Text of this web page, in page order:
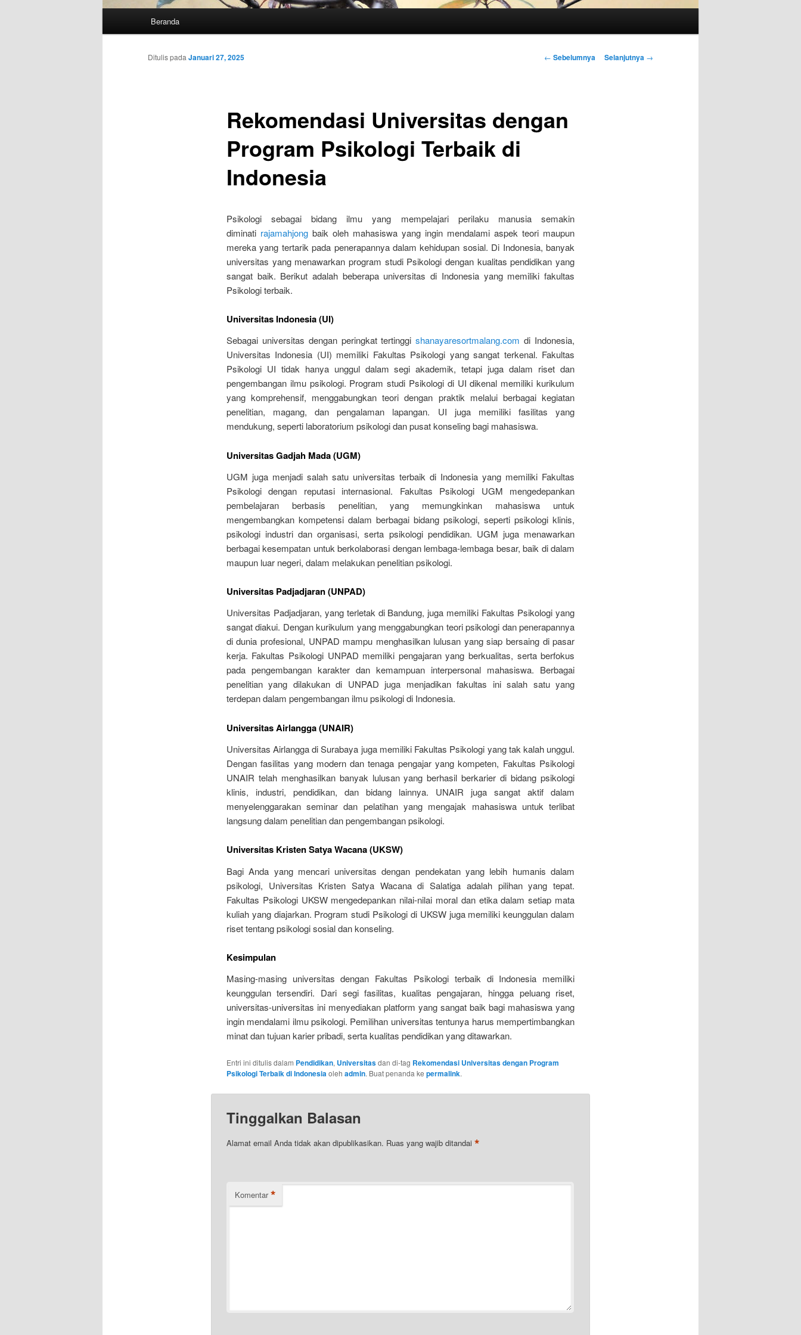
Beranda
Navigasi
← Sebelumnya Selanjutnya →
Rekomendasi Universitas dengan
Program Psikologi Terbaik di
Indonesia
Ditulis padaJanuari 27, 2025
Psikologi sebagai bidang ilmu yang mempelajari perilaku manusia semakin
diminati rajamahjongbaik oleh mahasiswa yang ingin mendalami aspek teori maupun
mereka yang tertarik pada penerapannya dalam kehidupan sosial. Di Indonesia, banyak
universitas yang menawarkan program studi Psikologi dengan kualitas pendidikan yang
sangat baik. Berikut adalah beberapa universitas di Indonesia yang memiliki fakultas
Psikologi terbaik.
Universitas Indonesia (UI)
Sebagai universitas dengan peringkat tertinggishanayaresortmalang.com di Indonesia,
Universitas Indonesia (UI) memiliki Fakultas Psikologi yang sangat terkenal. Fakultas
Psikologi UI tidak hanya unggul dalam segi akademik, tetapi juga dalam riset dan
pengembangan ilmu psikologi. Program studi Psikologi di UI dikenal memiliki kurikulum
yang komprehensif, menggabungkan teori dengan praktik melalui berbagai kegiatan
penelitian, magang, dan pengalaman lapangan. UI juga memiliki fasilitas yang
mendukung, seperti laboratorium psikologi dan pusat konseling bagi mahasiswa.
Universitas Gadjah Mada (UGM)
UGM juga menjadi salah satu universitas terbaik di Indonesia yang memiliki Fakultas
Psikologi dengan reputasi internasional. Fakultas Psikologi UGM mengedepankan
pembelajaran berbasis penelitian, yang memungkinkan mahasiswa untuk
mengembangkan kompetensi dalam berbagai bidang psikologi, seperti psikologi klinis,
psikologi industri dan organisasi, serta psikologi pendidikan. UGM juga menawarkan
berbagai kesempatan untuk berkolaborasi dengan lembaga-lembaga besar, baik di dalam
maupun luar negeri, dalam melakukan penelitian psikologi.
Universitas Padjadjaran (UNPAD)
Universitas Padjadjaran, yang terletak di Bandung, juga memiliki Fakultas Psikologi yang
sangat diakui. Dengan kurikulum yang menggabungkan teori psikologi dan penerapannya
di dunia profesional, UNPAD mampu menghasilkan lulusan yang siap bersaing di pasar
kerja. Fakultas Psikologi UNPAD memiliki pengajaran yang berkualitas, serta berfokus
pada pengembangan karakter dan kemampuan interpersonal mahasiswa. Berbagai
penelitian yang dilakukan di UNPAD juga menjadikan fakultas ini salah satu yang
terdepan dalam pengembangan ilmu psikologi di Indonesia.
Universitas Airlangga (UNAIR)
Universitas Airlangga di Surabaya juga memiliki Fakultas Psikologi yang tak kalah unggul.
Dengan fasilitas yang modern dan tenaga pengajar yang kompeten, Fakultas Psikologi
UNAIR telah menghasilkan banyak lulusan yang berhasil berkarier di bidang psikologi
klinis, industri, pendidikan, dan bidang lainnya. UNAIR juga sangat aktif dalam
menyelenggarakan seminar dan pelatihan yang mengajak mahasiswa untuk terlibat
langsung dalam penelitian dan pengembangan psikologi.
Universitas Kristen Satya Wacana (UKSW)
Bagi Anda yang mencari universitas dengan pendekatan yang lebih humanis dalam
psikologi, Universitas Kristen Satya Wacana di Salatiga adalah pilihan yang tepat.
Fakultas Psikologi UKSW mengedepankan nilai-nilai moral dan etika dalam setiap mata
kuliah yang diajarkan. Program studi Psikologi di UKSW juga memiliki keunggulan dalam
riset tentang psikologi sosial dan konseling.
Kesimpulan
Masing-masing universitas dengan Fakultas Psikologi terbaik di Indonesia memiliki
keunggulan tersendiri. Dari segi fasilitas, kualitas pengajaran, hingga peluang riset,
universitas-universitas ini menyediakan platform yang sangat baik bagi mahasiswa yang
ingin mendalami ilmu psikologi. Pemilihan universitas tentunya harus mempertimbangkan
minat dan tujuan karier pribadi, serta kualitas pendidikan yang ditawarkan.
Entri ini ditulis dalam Pendidikan, Universitasdan di-tag Rekomendasi Universitas dengan Program
Psikologi Terbaik di Indonesiaoleh admin. Buat penanda ke permalink.
Tinggalkan Balasan
Alamat email Anda tidak akan dipublikasikan. Ruas yang wajib ditandai *
Komentar *